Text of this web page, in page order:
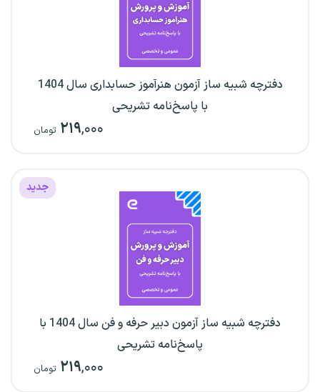
دفترچه شبیه ساز آزمون هنرآموز حسابداری سال 1404
با پاسخ‌نامه تشریحی
۲۱۹,۰۰۰ تومان
جدید
دفترچه شبیه ساز آزمون دبیر حرفه و فن سال 1404 با
پاسخ‌نامه تشریحی
۲۱۹,۰۰۰ تومان